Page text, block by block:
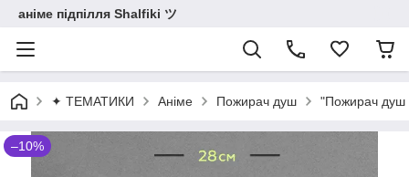
аніме підпілля Shalfiki ツ
✦ ТЕМАТИКИ Аніме Пожирач душ "Пожирач душ
–10%